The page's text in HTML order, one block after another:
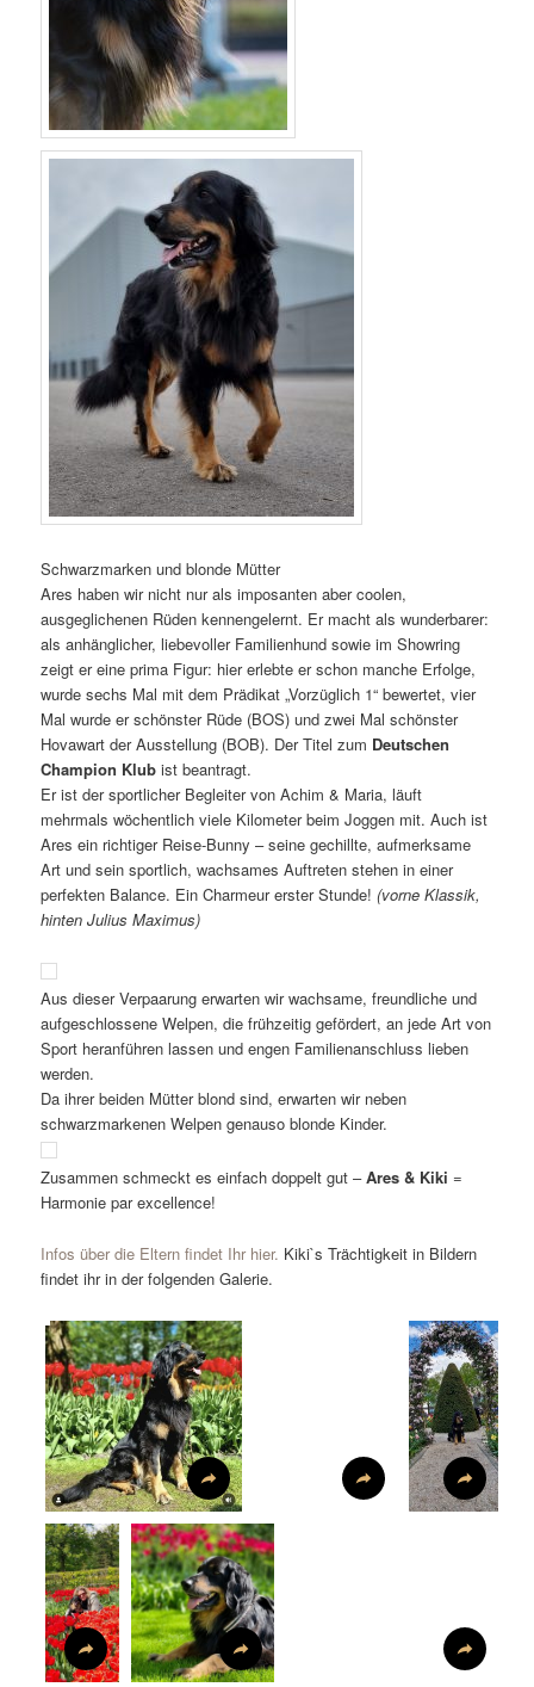
Schwarzmarken und blonde Mütter
Ares haben wir nicht nur als imposanten aber coolen,
ausgeglichenen Rüden kennengelernt. Er macht als wunderbarer:
als anhänglicher, liebevoller Familienhund sowie im Showring
zeigt er eine prima Figur: hier erlebte er schon manche Erfolge,
wurde sechs Mal mit dem Prädikat „Vorzüglich 1“ bewertet, vier
Mal wurde er schönster Rüde (BOS) und zwei Mal schönster
Hovawart der Ausstellung (BOB). Der Titel zum Deutschen
Champion Klub ist beantragt.
Er ist der sportlicher Begleiter von Achim & Maria, läuft
mehrmals wöchentlich viele Kilometer beim Joggen mit. Auch ist
Ares ein richtiger Reise-Bunny – seine gechillte, aufmerksame
Art und sein sportlich, wachsames Auftreten stehen in einer
perfekten Balance. Ein Charmeur erster Stunde!(vorne Klassik,
hinten Julius Maximus)
Aus dieser Verpaarung erwarten wir wachsame, freundliche und
aufgeschlossene Welpen, die frühzeitig gefördert, an jede Art von
Sport heranführen lassen und engen Familienanschluss lieben
werden.
Da ihrer beiden Mütter blond sind, erwarten wir neben
schwarzmarkenen Welpen genauso blonde Kinder.
Zusammen schmeckt es einfach doppelt gut –Ares & Kiki =
Harmonie par excellence!
Infos über die Eltern findet Ihr hier. Kiki`s Trächtigkeit in Bildern
findet ihr in der folgenden Galerie.